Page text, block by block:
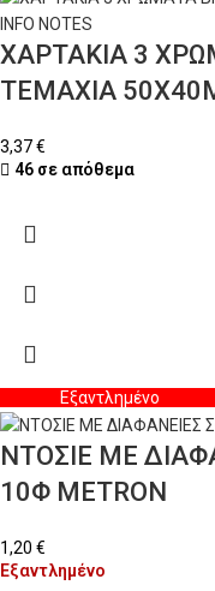
ΧΑΡΤΑΚΙΑ 3
ΤΕΜΑΧΙΑ
3,37€
46 σε απόθεμα
Εξαντλημένο
ΝΤΟΣΙΕ ΜΕ
10Φ METRON
1,20 €
Εξαντλημένο